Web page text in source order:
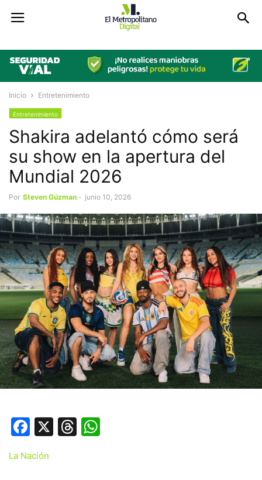
Inicio Entretenimiento
Entretenimiento
Shakira adelantó cómo será
su show en la apertura del
Mundial 2026
Por Steven Gúzman - junio 10, 2026
Facebook
X Threads
La Nación